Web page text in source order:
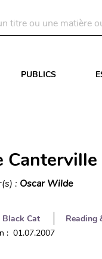
PUBLICS
: Oscar Wilde
Black Cat
Reading
: 01.07.2007